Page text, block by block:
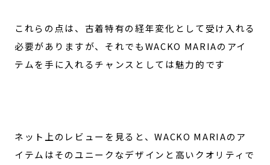
これらの点は、古着特有の経年変化として受け入れる
必要がありますが、それでもWACKO MARIAのアイ
テムを手に入れるチャンスとしては魅力的です
ネット上のレビューを見ると、WACKO MARIAのア
イテムはそのユニークなデザインと高いクオリティで